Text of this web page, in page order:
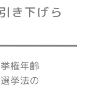
き下げら
権年齢
挙法の